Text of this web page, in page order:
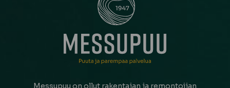
Messupuu on ollut rakentajan ja remontoijan